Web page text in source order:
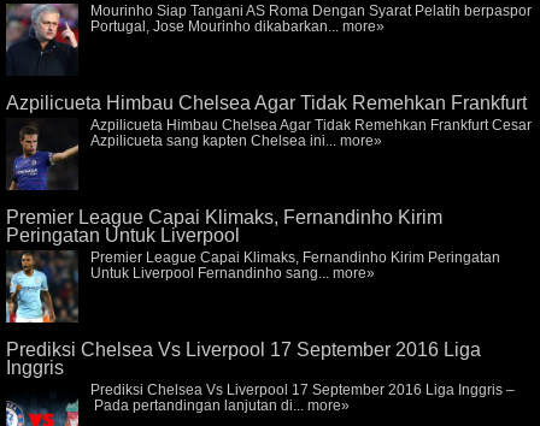
Mourinho Siap Tangani AS Roma Dengan Syarat Pelatih berpaspor
Portugal, Jose Mourinho dikabarkan... more»
Azpilicueta Himbau Chelsea Agar Tidak Remehkan Frankfurt
Azpilicueta Himbau Chelsea Agar Tidak Remehkan Frankfurt Cesar
Azpilicueta sang kapten Chelsea ini... more»
Premier League Capai Klimaks, Fernandinho Kirim
Peringatan Untuk Liverpool
Premier League Capai Klimaks, Fernandinho Kirim Peringatan
Untuk Liverpool Fernandinho sang... more»
Prediksi Chelsea Vs Liverpool 17 September 2016 Liga
Inggris
Prediksi Chelsea Vs Liverpool 17 September 2016 Liga Inggris –
Pada pertandingan lanjutan di... more»